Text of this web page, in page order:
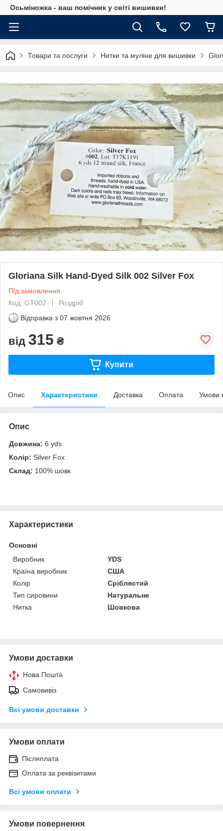
Осьміножка - ваш помічник у світі вишивки!
Товари та послуги Нитки та муліне для вишивки
Gloriana Silk Hand-Dyed Silk 002 Silver Fox
Під замовлення
Код: GT002
Роздріб
Відправка з 07 жовтня 2026
від 315 ₴
Купити
Опис Характеристики Доставка Оплата Умови
Опис
Довжина: 6 yds
Колір: Silver Fox
Склад: 100% шовк
Характеристики
Основні
Виробник
YDS
Країна виробник
США
Колір
Сріблястий
Тип сировини
Натуральне
Нитка
Шовкова
Умови доставки
Нова Пошта
Самовивіз
Всі умови доставки
Умови оплати
Післяплата
Оплата за реквізитами
Всі умови оплати
Умови повернення